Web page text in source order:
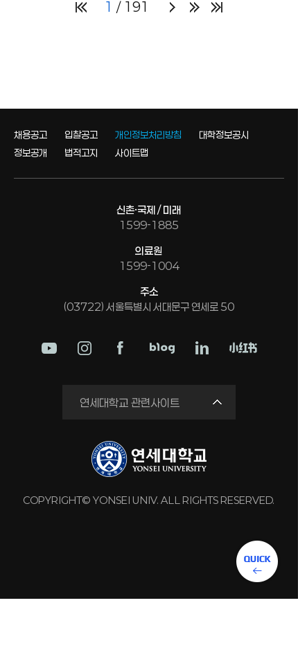
1 191
채용공고 입찰공고 개인정보처리방침
대학정보공시
정보공개
법적고지 사이트맵
신촌·국제 / 미래
1599-1885
의료원
1599-1004
주소
(03722) 서울특별시 서대문구 연세로 50
COPYRIGHT© YONSEI UNIV. ALL RIGHTS RESERVED.
연세대학교 관련사이트
학교법인
세브란스병원
강남세브란스병원
용인세브란스병원